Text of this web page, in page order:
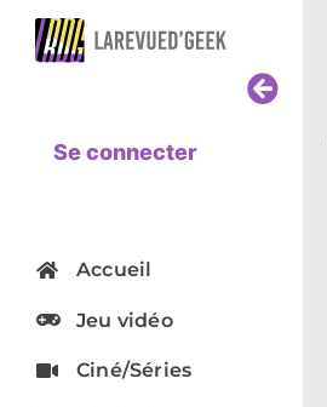
Se connecter
Accueil
Jeu vidéo
Ciné/Séries